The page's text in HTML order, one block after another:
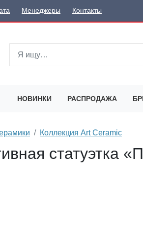
Менеджеры Контакты
НОВИНКИ РАСПРОДАЖА
Коллекция Art Ceramic
статуэтка